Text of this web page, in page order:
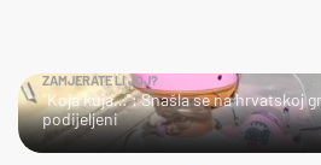
ZAMJERATE LI JOJ?
"Koja kuja…": Snašla se na hrvatskoj
podijeljeni